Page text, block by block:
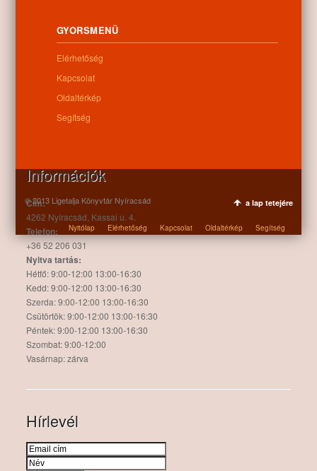
Kategóriák:
Információk
Cím:
4262 Nyíracsád, Kassai u. 4.
Telefon:
+36 52 206 031
Nyitva tartás:
Hétfő: 9:00-12:00 13:00-16:30
Kedd: 9:00-12:00 13:00-16:30
Szerda: 9:00-12:00 13:00-16:30
Csütörtök: 9:00-12:00 13:00-16:30
Péntek: 9:00-12:00 13:00-16:30
Szombat: 9:00-12:00
Vasárnap: zárva
Hírlevél
GYORSMENÜ
Elérhetőség
Kapcsolat
Oldaltérkép
Segítség
© 2013 Ligetalja Könyvtár Nyíracsád a lap tetejére
Nyitólap Elérhetőség Kapcsolat Oldaltérkép Segítség